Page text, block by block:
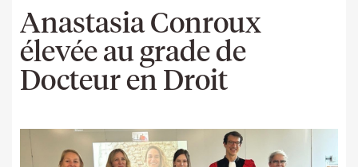
Anastasia Conroux
élevée au grade de
Docteur en Droit